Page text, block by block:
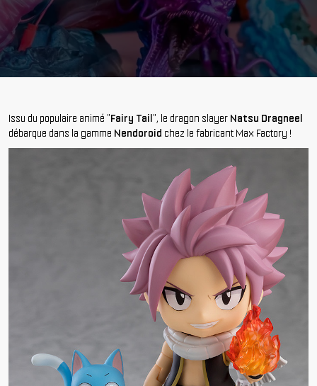
Issu du populaire animé "Fairy Tail", le dragon slayer Natsu Dragneel
débarque dans la gamme Nendoroid chez le fabricant Max Factory !